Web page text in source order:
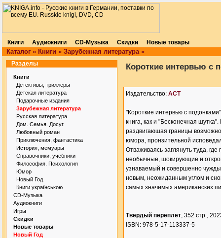
Книги Аудиокниги CD-Музыка Скидки Новые товары
Каталог » Книги » Зарубежная литература»
Разделы
Книги
Детективы, триллеры
Детская литература
Подарочные издания
Зарубежная литература
Русская литература
Дом. Семья. Досуг.
Любовный роман
Приключения, фантастика
История, мемуары
Справочники, учебники
Философия. Психология
Юмор
Новый Год
Книги українською
CD-Музыка
Аудиокниги
Игры
Скидки
Новые товары
Новый Год
Короткие интервью с
Издательство: АСТ
"Короткие интервью с
книга, как и "Бесконечная
раздвигаюшая границы
юмора, пронзительной
Отваживаясь заглянуть туда,
необычные, шокирующие и
узнаваемый и совершенно
новым, неожиданным углом и
самых значимых американских
Твердый переплет, 352 стр.,
ISBN: 978-5-17-113337-5